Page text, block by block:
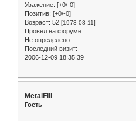
Уважение: [+0/-0]
Позитив: [+0/-0]
Возраст: 52 [1973-08-11]
Провел на форуме:
Не определено
Последний визит:
2006-12-09 18:35:39
MetalFill
Гость